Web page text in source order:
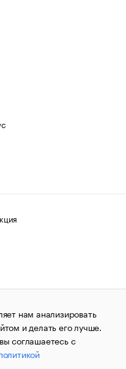
авторских прав
1995–2026.Сообщения
«РБК»
по надзору в сфере
и массовых
за номером ИА
«РБК». Отдельные
нам анализировать
и делать его лучше.
соглашаетесь с